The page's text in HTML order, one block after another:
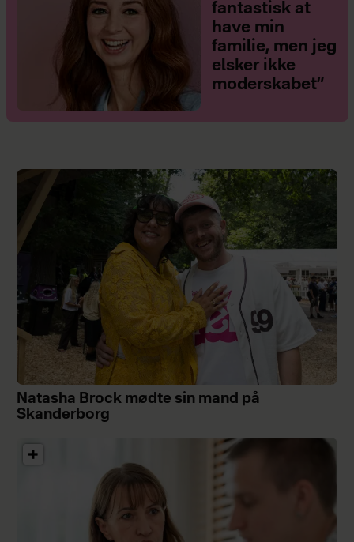
fantastisk at
have min
familie, men jeg
elsker ikke
moderskabet”
Natasha Brock mødte sin mand på
Skanderborg